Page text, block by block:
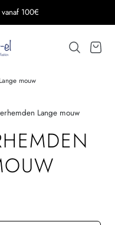
vanaf 150€
mouw
Lange mouw